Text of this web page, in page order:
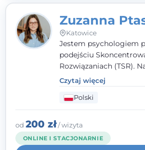
Zuzanna
Katowice
Jestem psychologiem
podejściu
Rozwiązaniach (TSR).
pracuję w sposób
nawet jeśli na starcie
czego potrzebujesz,
krok po kroku.
młodzieży od 13. roku
Czytaj więcej
Polski
od 200 zł/ wizyta
ONLINE I STACJONARNIE